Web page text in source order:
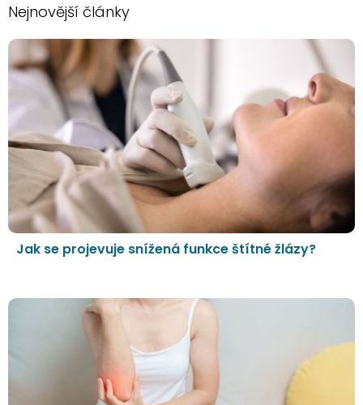
Nejnovější články
Jak se projevuje snížená funkce štítné žlázy?